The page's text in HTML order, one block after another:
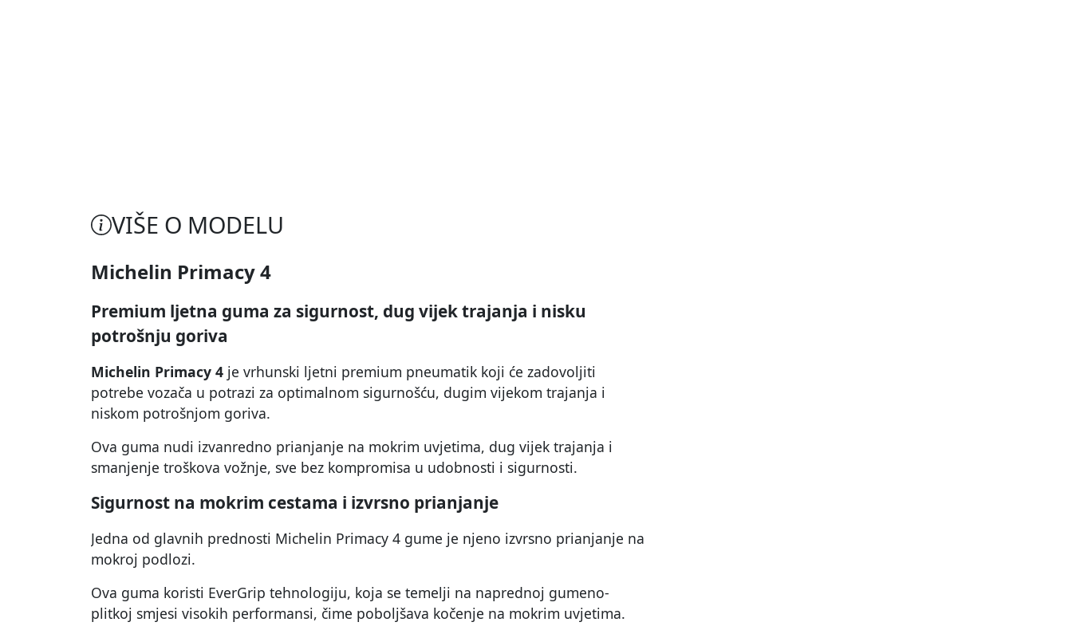
VIŠE O MODELU
Michelin Primacy 4
Premium ljetna guma za sigurnost, dug vijek trajanja i nisku
potrošnju goriva
Michelin Primacy 4 je vrhunski ljetni premium pneumatik koji će zadovoljiti
potrebe vozača u potrazi za optimalnom sigurnošću, dugim vijekom trajanja i
niskom potrošnjom goriva.
Ova guma nudi izvanredno prianjanje na mokrim uvjetima, dug vijek trajanja i
smanjenje troškova vožnje, sve bez kompromisa u udobnosti i sigurnosti.
Sigurnost na mokrim cestama i izvrsno prianjanje
Jedna od glavnih prednosti Michelin Primacy 4 gume je njeno izvrsno prianjanje na
mokroj podlozi.
Ova guma koristi EverGrip tehnologiju, koja se temelji na naprednoj gumeno-
plitkoj smjesi visokih performansi, čime poboljšava kočenje na mokrim uvjetima.